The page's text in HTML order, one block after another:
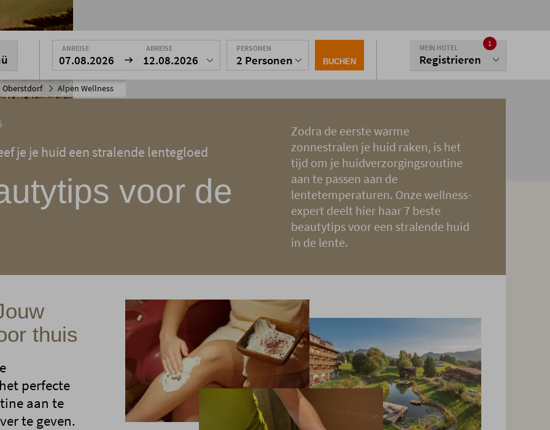
Oberstdorf Alpen Wellness
ANREISE
07.08.2026
ABREISE
12.08.2026
PERSONEN
2 Personen BUCHEN
MEIN HOTEL
Registrieren
1
je je huid een stralende lentegloed
voor de
Zodra de eerste warme
zonnestralen je huid raken, is het
tijd om je huidverzorgingsroutine
aan te passen aan de
lentetemperaturen. Onze wellness-
expert deelt hier haar 7 beste
beautytips voor een stralende huid
in de lente.
thuis
perfecte
aan te
te geven.